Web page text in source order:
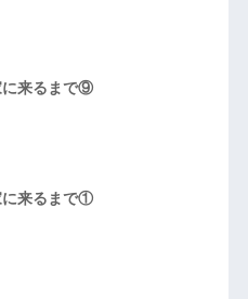
に来るまで⑨
に来るまで①